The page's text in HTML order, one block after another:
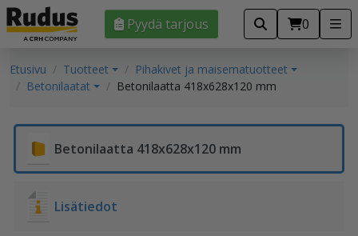
Pyydä tarjous 0
Etusivu Tuotteet
Pihakivet ja maisematuotteet
Betonilaatat
Betonilaatta 418x628x120 mm
Betonilaatta 418x628x120 mm
Lisätiedot